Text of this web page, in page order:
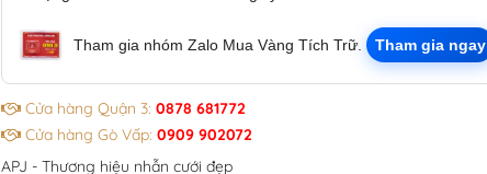
Tham gia nhóm Zalo Mua Vàng Tích Trữ. Tham gia ngay
Cửa hàng Quận 3: 0878 681772
Cửa hàng Gò Vấp: 0909 902072
APJ - Thương hiệu nhẫn cưới đẹp